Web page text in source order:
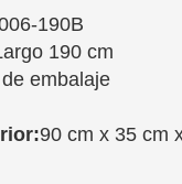
190B
190 cm
embalaje
90 cm x 35 cm